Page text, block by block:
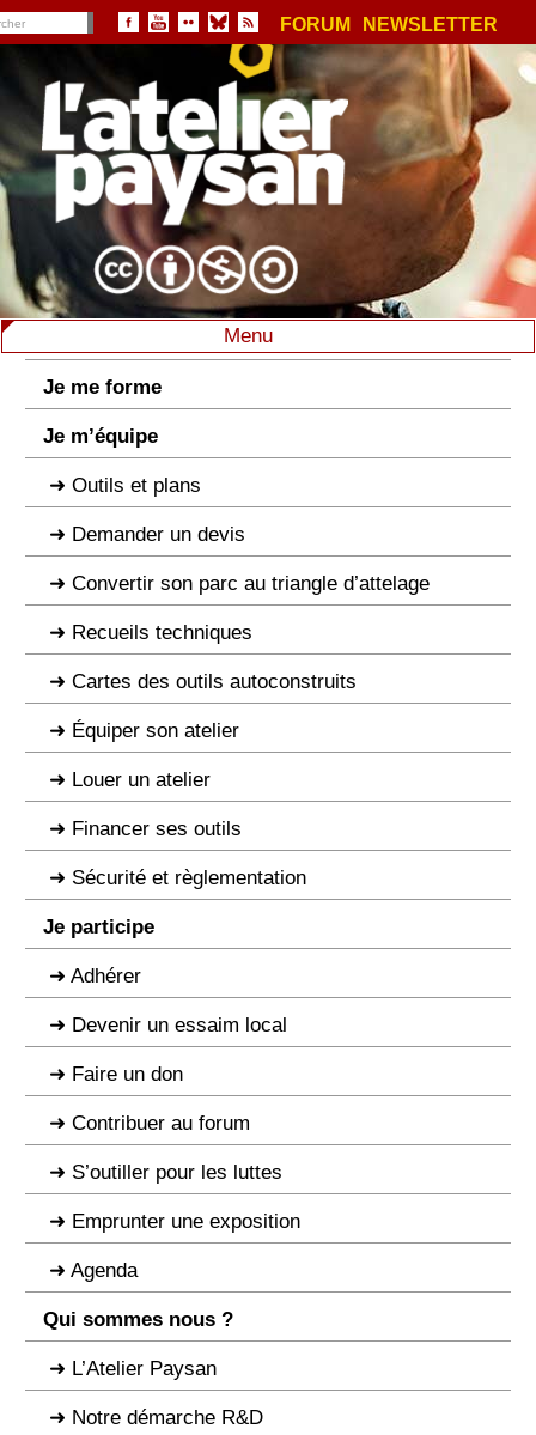
FORUM NEWSLETTER
Menu
Je me forme
Je m’équipe
Outils et plans
Demander un devis
Convertir son parc au triangle d’attelage
Recueils techniques
Cartes des outils autoconstruits
Équiper son atelier
Louer un atelier
Financer ses outils
Sécurité et règlementation
Je participe
Adhérer
Devenir un essaim local
Faire un don
Contribuer au forum
S’outiller pour les luttes
Emprunter une exposition
Agenda
Qui sommes nous ?
L’Atelier Paysan
Notre démarche R&D